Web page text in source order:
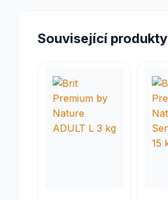
Související produkty